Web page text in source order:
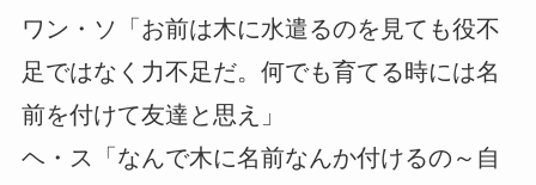
ワン・ソ「お前は木に水遣るのを見ても役不
足ではなく力不足だ。何でも育てる時には名
前を付けて友達と思え」
ヘ・ス「なんで木に名前なんか付けるの～自